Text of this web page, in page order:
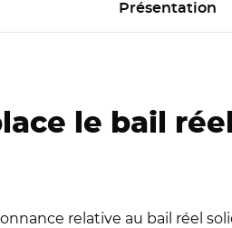
Présentation
le bail
relative au bail réel